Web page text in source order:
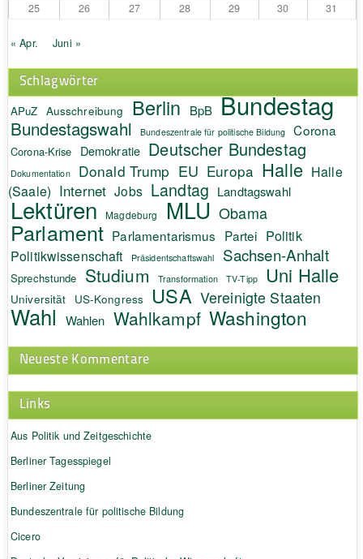
25
26 27 28 29 30 31
« Apr. Juni »
Schlagwörter
APuZ Ausschreibung Berlin BpB Bundestag
Bundestagswahl Bundeszentrale für politische Bildung Corona
Corona-Krise Demokratie Deutscher Bundestag
Dokumentation Donald Trump EU Europa Halle Halle
(Saale) Internet Jobs Landtag Landtagswahl
Lektüren Magdeburg MLU Obama
Parlament Parlamentarismus Partei Politik
Politikwissenschaft Präsidentschaftswahl Sachsen-Anhalt
Sprechstunde Studium Transformation TV-Tipp Uni Halle
Universität US-Kongress USA Vereinigte Staaten
Wahl Wahlen Wahlkampf Washington
Neueste Kommentare
Links
Aus Politik und Zeitgeschichte
Berliner Tagesspiegel
Berliner Zeitung
Bundeszentrale für politische Bildung
Cicero